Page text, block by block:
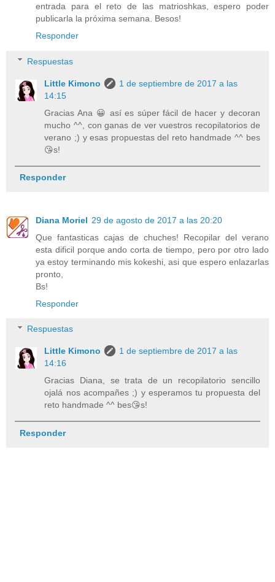
entrada para el reto de las matrioshkas, espero poder
publicarla la próxima semana. Besos!
Responder
Respuestas
Little Kimono
1 de septiembre de 2017 a las
14:15
Gracias Ana 😀 así es súper fácil de hacer y decoran
mucho ^^, con ganas de ver vuestros recopilatorios de
verano ;) y esas propuestas del reto handmade ^^ bes
😘s!
Responder
Diana Moriel 29 de agosto de 2017 a las 20:20
Que fantasticas cajas de chuches! Recopilar del verano
esta dificil porque ando corta de tiempo, pero por otro lado
ya estoy terminando mis kokeshi, asi que espero enlazarlas
pronto,
Bs!
Responder
Respuestas
Little Kimono
1 de septiembre de 2017 a las
14:16
Gracias Diana, se trata de un recopilatorio sencillo
ojalá nos acompañes ;) y esperamos tu propuesta del
reto handmade ^^ bes😘s!
Responder